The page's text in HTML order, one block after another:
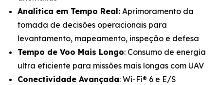
Analítica em Tempo Real: Aprimoramento da
tomada de decisões operacionais para
levantamento, mapeamento, inspeção e defesa
Tempo de Voo Mais Longo: Consumo de energia
ultra eficiente para missões mais longas com UAV
Conectividade Avançada: Wi-Fi® 6 e E/S